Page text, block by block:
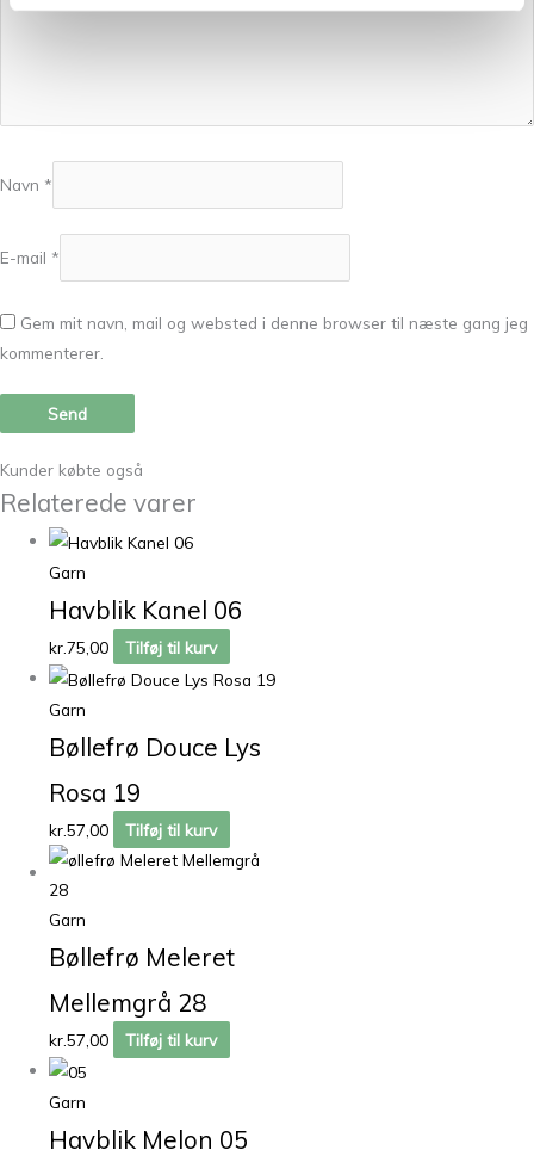
Navn *
E-mail *
Gem mit navn, mail og websted i denne browser til næste gang jeg
kommenterer.
Kunder købte også
Relaterede varer
Garn
Havblik Kanel 06
kr.75,00 Tilføj til kurv
Garn
Bøllefrø Douce Lys
Rosa 19
kr.57,00 Tilføj til kurv
Garn
Bøllefrø Meleret
Mellemgrå 28
kr.57,00 Tilføj til kurv
Garn
Havblik Melon 05